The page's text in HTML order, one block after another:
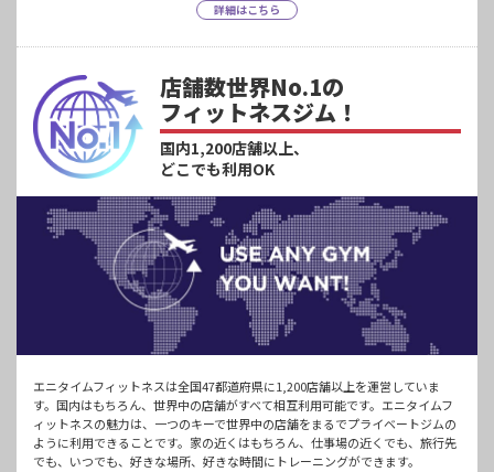
詳細はこちら
店舗数世界No.1の
フィットネスジム！
国内1,200店舗以上、
どこでも利用OK
エニタイムフィットネスは全国47都道府県に1,200店舗以上を運営していま
す。国内はもちろん、世界中の店舗がすべて相互利用可能です。エニタイムフ
ィットネスの魅力は、一つのキーで世界中の店舗をまるでプライベートジムの
ように利用できることです。家の近くはもちろん、仕事場の近くでも、旅行先
でも、いつでも、好きな場所、好きな時間にトレーニングができます。